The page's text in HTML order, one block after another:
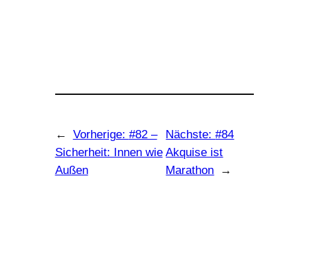
← Vorherige: #82 –
Sicherheit: Innen wie
Außen
Nächste:#84
Akquise ist
Marathon
→